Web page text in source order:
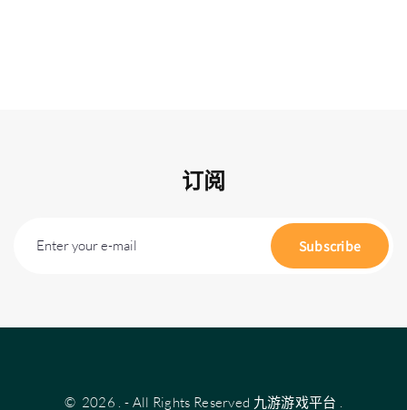
订阅
Enter your e-mail Subscribe
© 2026 . - All Rights Reserved 九游游戏平台 .